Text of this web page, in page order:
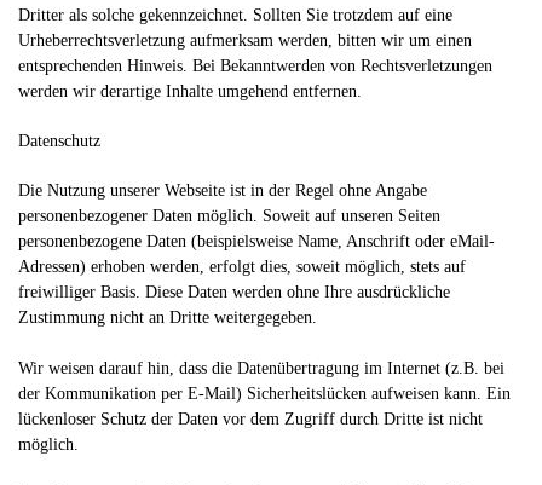
Dritter als solche gekennzeichnet. Sollten Sie trotzdem auf eine
Urheberrechtsverletzung aufmerksam werden, bitten wir um einen
entsprechenden Hinweis. Bei Bekanntwerden von Rechtsverletzungen
werden wir derartige Inhalte umgehend entfernen.
Datenschutz
Die Nutzung unserer Webseite ist in der Regel ohne Angabe
personenbezogener Daten möglich. Soweit auf unseren Seiten
personenbezogene Daten (beispielsweise Name, Anschrift oder eMail-
Adressen) erhoben werden, erfolgt dies, soweit möglich, stets auf
freiwilliger Basis. Diese Daten werden ohne Ihre ausdrückliche
Zustimmung nicht an Dritte weitergegeben.
Wir weisen darauf hin, dass die Datenübertragung im Internet (z.B. bei
der Kommunikation per E-Mail) Sicherheitslücken aufweisen kann. Ein
lückenloser Schutz der Daten vor dem Zugriff durch Dritte ist nicht
möglich.